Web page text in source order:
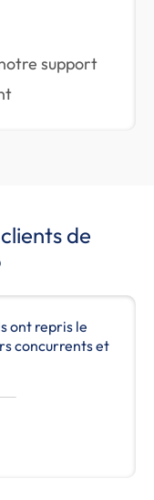
support
de
ont repris le
concurrents et